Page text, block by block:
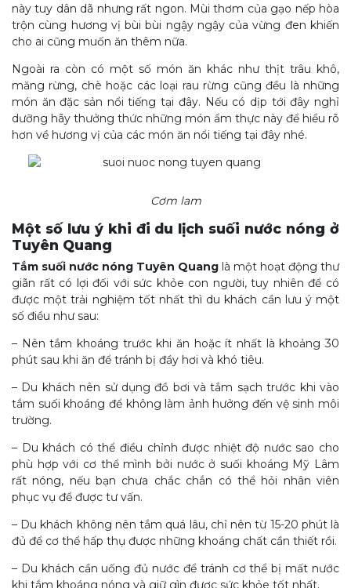
này tuy dân dã nhưng rất ngon. Mùi thơm của gạo nếp hòa
trộn cùng hương vị bùi bùi ngậy ngậy của vừng đen khiến
cho ai cũng muốn ăn thêm nữa.
Ngoài ra còn có một số món ăn khác như thịt trâu khô,
măng rừng, chè hoặc các loại rau rừng cũng đều là những
món ăn đặc sản nổi tiếng tại đây. Nếu có dịp tới đây nghỉ
dưỡng hãy thưởng thức những món ẩm thực này để hiểu rõ
hơn về hương vị của các món ăn nổi tiếng tại đây nhé.
Cơm lam
Một số lưu ý khi đi du lịch suối nước nóng ở
Tuyên Quang
Tắm suối nước nóng Tuyên Quang là một hoạt động thư
giãn rất có lợi đối với sức khỏe con người, tuy nhiên để có
được một trải nghiệm tốt nhất thì du khách cần lưu ý một
số điều như sau:
– Nên tắm khoáng trước khi ăn hoặc ít nhất là khoảng 30
phút sau khi ăn để tránh bị đầy hơi và khó tiêu.
– Du khách nên sử dụng đồ bơi và tắm sạch trước khi vào
tắm suối khoáng để không làm ảnh hưởng đến vệ sinh môi
trường.
– Du khách có thể điều chỉnh được nhiệt độ nước sao cho
phù hợp với cơ thể mình bởi nước ở suối khoáng Mỹ Lâm
rất nóng, nếu bạn chưa chắc chắn có thể hỏi nhân viên
phục vụ để được tư vấn.
– Du khách không nên tắm quá lâu, chỉ nên từ 15-20 phút là
đủ để cơ thể hấp thụ được những khoáng chất cần thiết rồi.
– Du khách cần uống đủ nước để tránh cơ thể bị mất nước
khi tắm khoáng nóng và giữ gìn được sức khỏe tốt nhất.